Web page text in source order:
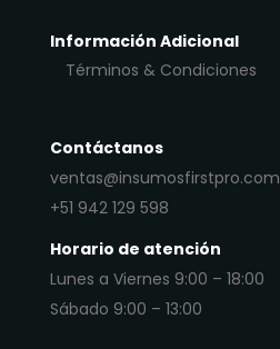
Información Adicional
Términos & Condiciones
Contáctanos
ventas@insumosfirstpro.com
+51 942 129 598
Horario de atención
Lunes a Viernes 9:00 – 18:00
Sábado 9:00 – 13:00